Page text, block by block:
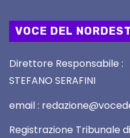
VOCE DEL
Direttore Responsabile :
STEFANO SERAFINI
email :
Registrazione Tribunale